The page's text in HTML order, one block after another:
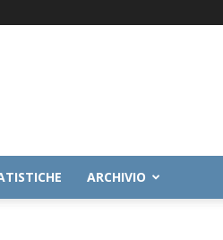
ARCHIVIO